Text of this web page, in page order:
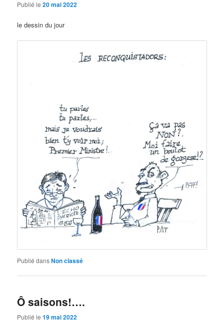
Publié le20 mai 2022
le dessin du jour
Publié dansNon classé
Ô saisons!….
Publié le19 mai 2022